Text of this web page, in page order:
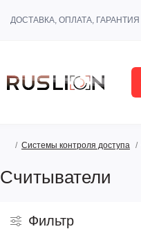
ДОСТАВКА, ОПЛАТА, ГАРАНТИЯ
Системы контроля доступа
Считыватели
Фильтр